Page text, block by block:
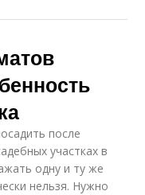
после
участках в
одну и ту же
нельзя. Нужно